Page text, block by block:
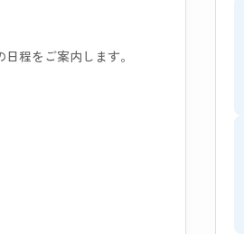
程をご案内します。